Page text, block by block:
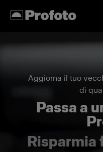
Aggiorna il tuo
di
Passa a
Risparmia